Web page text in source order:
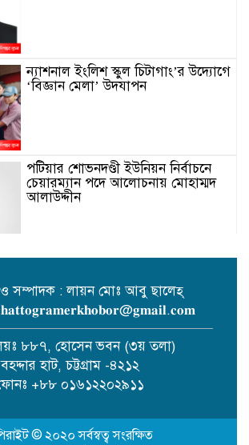
ন্যাশনাল ইংলিশ স্কুল চিটাগাং’র উদ্যোগে
‘বিজ্ঞান মেলা’ উদযাপন
পটিয়ার শোভনদণ্ডী ইউনিয়ন নির্বাচনে
চেয়ারম্যান পদে আলোচনায় মোহাম্মদ
আলাউদ্দীন
ফটিকছড়ি জনকল্যাণ পরিষদের
সংবর্ধনায় চৌধুরী খালিদ বিন সরোয়ার।
৫ লাখ টাকা যৌতুক দাবি, স্ত্রীকে এক
কাপড়ে ঘরছাড়ার অভিযোগ
সম্পাদক : লায়ন মোঃ আবু ছালেহ্
৮৮৭, হোসেন ভবন (৩য় তলা)
বহদ্দার হাট, চট্টগ্রাম -৪২১২
+৮৮ ০১৬১২২০২৯১১
© ২০২০ সর্বস্বত্ব সংরক্ষিত